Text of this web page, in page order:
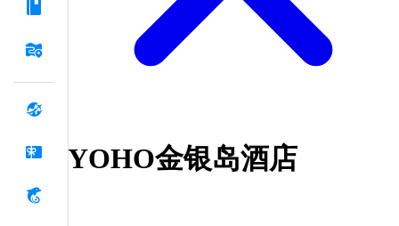
YOHO金银岛酒店